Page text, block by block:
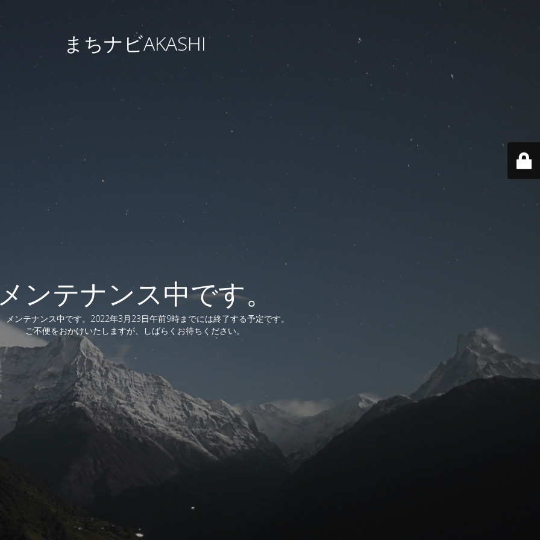
まちナビAKASHI
ンテナンス中です。
メンテナンス中です。2022年3月23日午前9時までには終了する予定です。
ご不便をおかけいたしますが、しばらくお待ちください。